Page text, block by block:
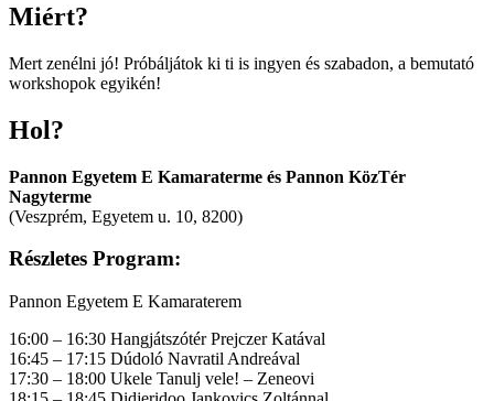
Miért?
Mert zenélni jó! Próbáljátok ki ti is ingyen és szabadon, a bemutató
workshopok egyikén!
Hol?
Pannon Egyetem E Kamaraterme és Pannon KözTér
Nagyterme
(Veszprém, Egyetem u. 10, 8200)
Részletes Program:
Pannon Egyetem E Kamaraterem
16:00 – 16:30 Hangjátszótér Prejczer Katával
16:45 – 17:15 Dúdoló Navratil Andreával
17:30 – 18:00 Ukele Tanulj vele! – Zeneovi